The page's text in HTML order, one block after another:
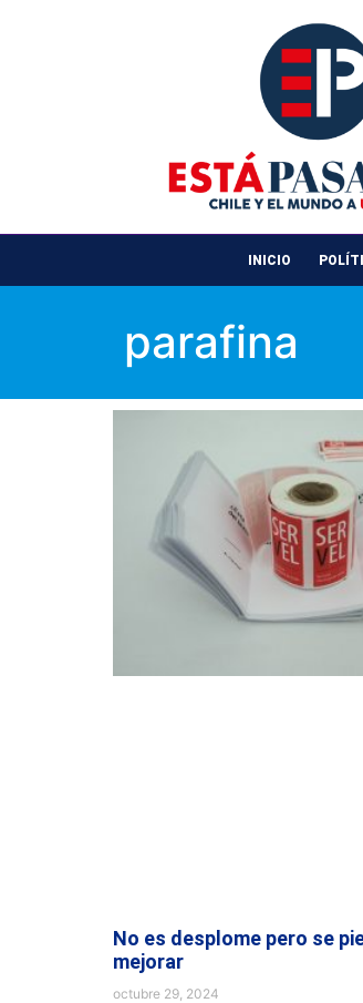
INICIO
parafina
No es desplome pero se
mejorar
octubre 29, 2024